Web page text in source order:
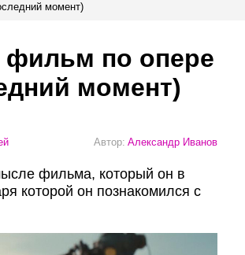
момент)
фильм по опере
момент)
Автор: Александр Иванов
фильма, который он в
которой он познакомился с